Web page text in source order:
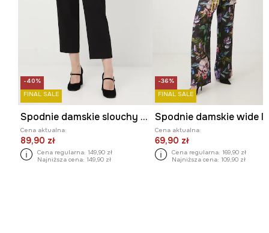
-40%
FINAL SALE
Spodnie damskie slouchy gładkie
Cena aktualna:
89,90 zł
Cena regularna: 149,90 zł
Najniższa cena: 149,90 zł
-36%
FINAL SALE
Cena aktualna:
69,90 zł
Cena regularna: 169,90 zł
Najniższa cena: 109,90 zł